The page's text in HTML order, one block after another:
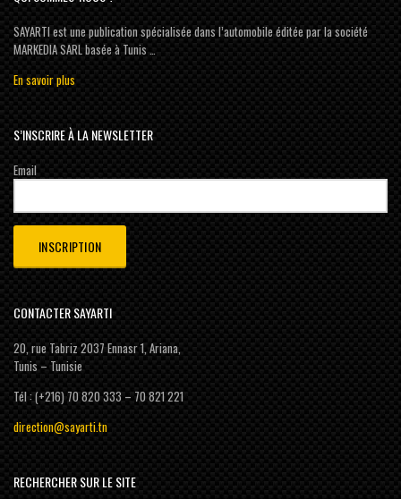
SAYARTI est une publication spécialisée dans l’automobile éditée par la société
MARKEDIA SARL basée à Tunis …
En savoir plus
S’INSCRIRE À LA NEWSLETTER
Email
CONTACTER SAYARTI
20, rue Tabriz 2037 Ennasr 1, Ariana,
Tunis – Tunisie
Tél : (+216) 70 820 333 – 70 821 221
direction@sayarti.tn
RECHERCHER SUR LE SITE